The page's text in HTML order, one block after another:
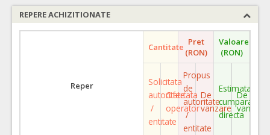
REPERE ACHIZITIONATE
Reper
Cantitate Pret
(RON)
Valoare
(RON)
Solicitata
autoritate
/
entitate
Ofertata
operator
Propus
de
autoritate
/
entitate
De
vanzare
Estimata
cumparare
directa
De
vanzare